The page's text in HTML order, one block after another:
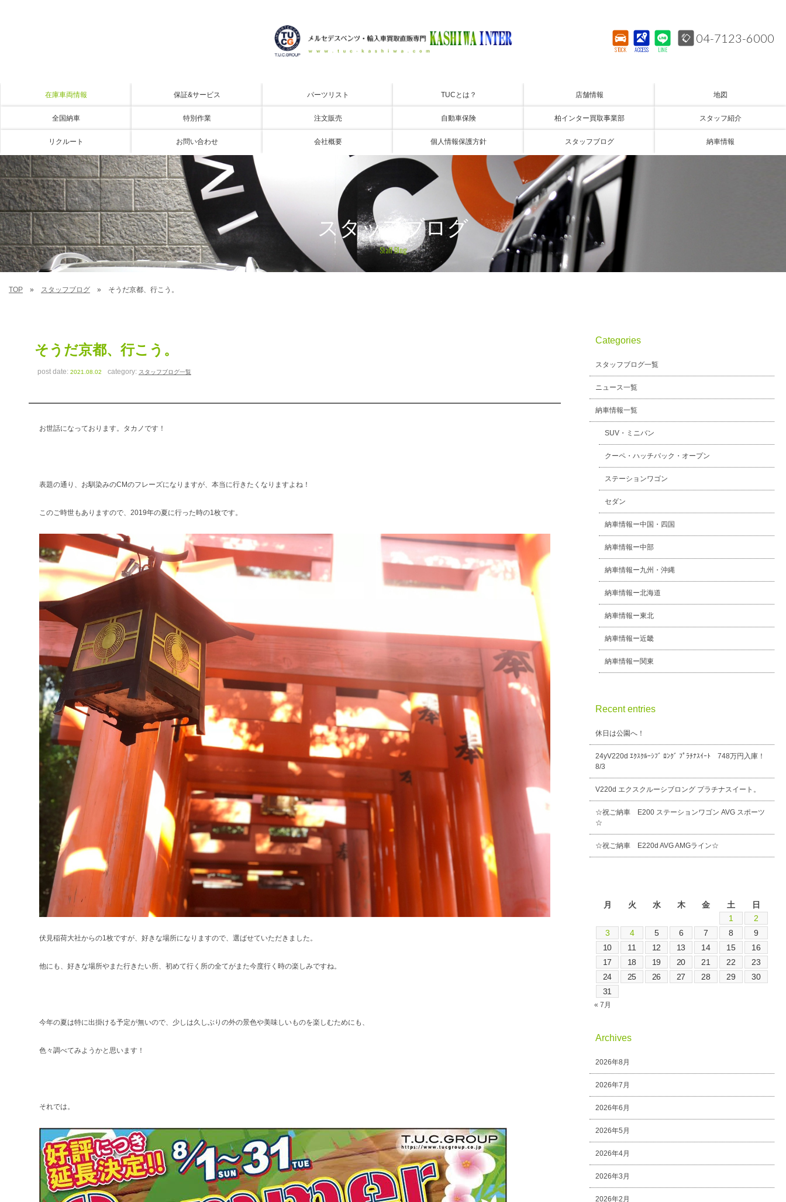
STOCK ACCESS LINE
04-7123-6000
在庫車両情報 保証&サービス パーツリスト TUCとは？ 店舗情報 地図
全国納車 特別作業 注文販売 自動車保険 柏インター買取事業部 スタッフ紹介
リクルート お問い合わせ 会社概要 個人情報保護方針 スタッフブログ 納車情報
スタッフブログ
Staff Blog
TOP スタッフブログ そうだ京都、行こう。
そうだ京都、行こう。
post date:2021.08.02 category: スタッフブログ一覧
お世話になっております。タカノです！
表題の通り、お馴染みのCMのフレーズになりますが、本当に行きたくなりますよね！
このご時世もありますので、2019年の夏に行った時の1枚です。
伏見稲荷大社からの1枚ですが、好きな場所になりますので、選ばせていただきました。
他にも、好きな場所やまた行きたい所、初めて行く所の全てがまた今度行く時の楽しみですね。
今年の夏は特に出掛ける予定が無いので、少しは久しぶりの外の景色や美味しいものを楽しむためにも、
色々調べてみようかと思います！
それでは。
Categories
スタッフブログ一覧
ニュース一覧
納車情報一覧
SUV・ミニバン
クーペ・ハッチバック・オープン
ステーションワゴン
セダン
納車情報ー中国・四国
納車情報ー中部
納車情報ー九州・沖縄
納車情報ー北海道
納車情報ー東北
納車情報ー近畿
納車情報ー関東
Recent entries
休日は公園へ！
24yV220d ｴｸｽｸﾙｰｼﾌﾞ ﾛﾝｸﾞ ﾌﾟﾗﾁﾅｽｲｰﾄ 748万円入庫！
8/3
V220d エクスクルーシブロング プラチナスイート。
☆祝ご納車 E200 ステーションワゴン AVG スポーツ
☆
☆祝ご納車 E220d AVG AMGライン☆
月
火 水 木 金 土
日
1
2
3
4 5 6 7 8
9
10
11 12 13 14 15
16
17
18 19 20 21 22
23
24
25 26 27 28 29
30
31
« 7月
Archives
2026年8月
2026年7月
2026年6月
2026年5月
2026年4月
2026年3月
2026年2月